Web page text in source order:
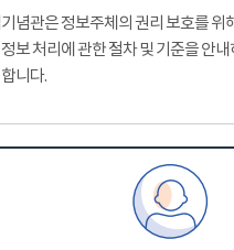
념관은 정보주체의 권리 보호를 위
보 처리에 관한 절차 및 기준을 안
니다.